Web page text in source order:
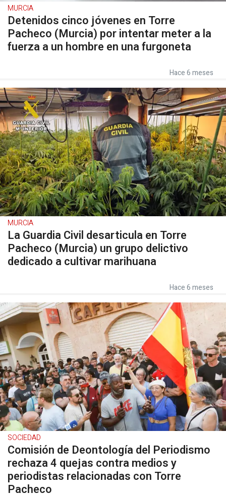
MURCIA
Detenidos cinco jóvenes en Torre
Pacheco (Murcia) por intentar meter a la
fuerza a un hombre en una furgoneta
Hace 6 meses
MURCIA
La Guardia Civil desarticula en Torre
Pacheco (Murcia) un grupo delictivo
dedicado a cultivar marihuana
Hace 6 meses
SOCIEDAD
Comisión de Deontología del Periodismo
rechaza 4 quejas contra medios y
periodistas relacionadas con Torre
Pacheco